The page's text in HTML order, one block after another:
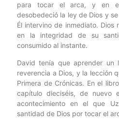
para tocar el arca, y en
desobedeció la ley de Dios y
Él intervino de inmediato. Dios
en la integridad de su
consumido al instante.
David tenía que aprender un
reverencia a Dios, y la lección
Primera de Crónicas. En el
capítulo dieciséis, de nuevo
acontecimiento en el que
santidad de Dios por tocar el